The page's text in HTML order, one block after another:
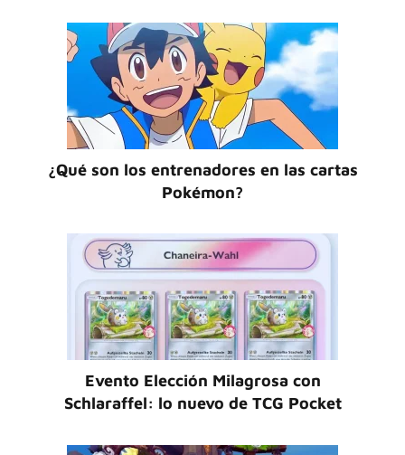
¿Qué son los entrenadores en las cartas
Pokémon?
Evento Elección Milagrosa con
Schlaraffel: lo nuevo de TCG Pocket